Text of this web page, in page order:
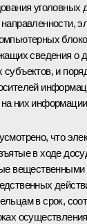
уголовных
сведения о
и
них
что
в ходе
вещественными
в срок,
осуществления